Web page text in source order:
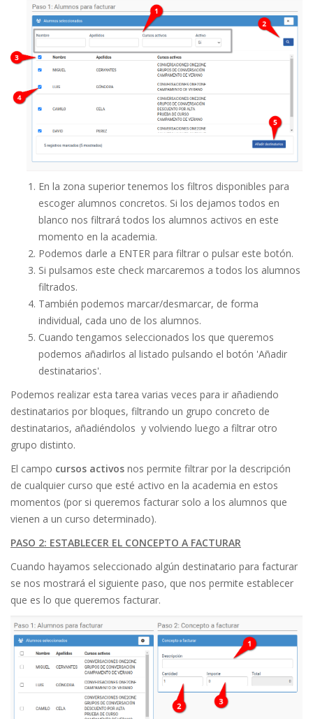
En la zona superior tenemos los filtros disponibles para
escoger alumnos concretos. Si los dejamos todos en
blanco nos filtrará todos los alumnos activos en este
momento en la academia.
Podemos darle a ENTER para filtrar o pulsar este botón.
Si pulsamos este check marcaremos a todos los alumnos
filtrados.
También podemos marcar/desmarcar, de forma
individual, cada uno de los alumnos.
Cuando tengamos seleccionados los que queremos
podemos añadirlos al listado pulsando el botón 'Añadir
destinatarios'.
Podemos realizar esta tarea varias veces para ir añadiendo
destinatarios por bloques, filtrando un grupo concreto de
destinatarios, añadiéndolos y volviendo luego a filtrar otro
grupo distinto.
El campo cursos activos nos permite filtrar por la descripción
de cualquier curso que esté activo en la academia en estos
momentos (por si queremos facturar solo a los alumnos que
vienen a un curso determinado).
PASO 2: ESTABLECER EL CONCEPTO A FACTURAR
Cuando hayamos seleccionado algún destinatario para facturar
se nos mostrará el siguiente paso, que nos permite establecer
que es lo que queremos facturar.